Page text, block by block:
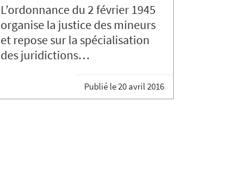
L’ordonnance du 2 février 1945
organise la justice des mineurs
et repose sur la spécialisation
des juridictions…
Publié le20 avril 2016